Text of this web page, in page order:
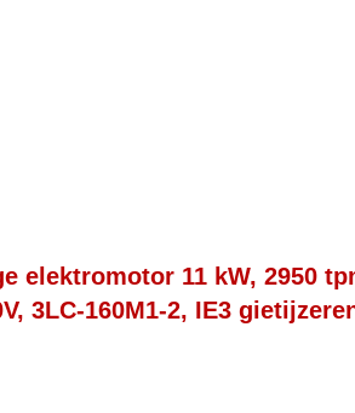
elektromotor 11 kW, 2950
3LC-160M1-2, IE3